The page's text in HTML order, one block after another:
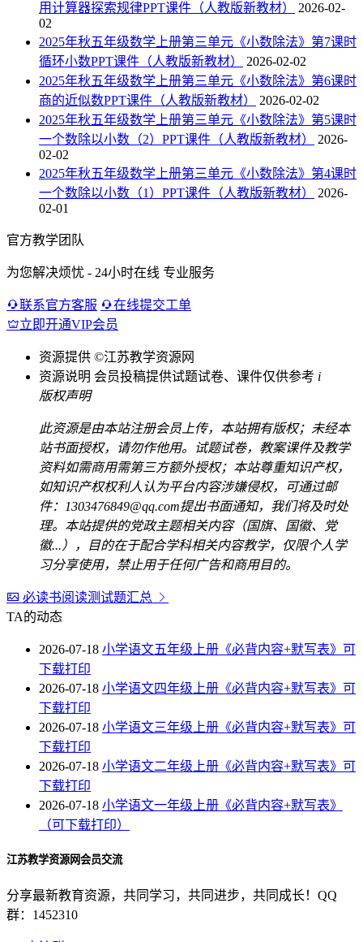
用计算器探索规律PPT课件（人教版新教材）
2026-02-
02
2025年秋五年级数学上册第三单元《小数除法》第7课时
循环小数PPT课件（人教版新教材）
2026-02-02
2025年秋五年级数学上册第三单元《小数除法》第6课时
商的近似数PPT课件（人教版新教材）
2026-02-02
2025年秋五年级数学上册第三单元《小数除法》第5课时
一个数除以小数（2）PPT课件（人教版新教材）
2026-
02-02
2025年秋五年级数学上册第三单元《小数除法》第4课时
一个数除以小数（1）PPT课件（人教版新教材）
2026-
02-01
官方教学团队
为您解决烦忧 - 24小时在线 专业服务
联系官方客服
在线提交工单
立即开通VIP会员
资源提供 ©江苏教学资源网
资源说明 会员投稿提供试题试卷、课件仅供参考 i
版权声明
此资源是由本站注册会员上传，本站拥有版权；未经本
站书面授权，请勿作他用。试题试卷，教案课件及教学
资料如需商用需第三方额外授权；本站尊重知识产权，
如知识产权权利人认为平台内容涉嫌侵权，可通过邮
件：1303476849@qq.com提出书面通知，我们将及时处
理。本站提供的党政主题相关内容（国旗、国徽、党
徽...），目的在于配合学科相关内容教学，仅限个人学
习分享使用，禁止用于任何广告和商用目的。
必读书阅读测试题汇总
TA的动态
2026-07-18 小学语文五年级上册《必背内容+默写表》可
下载打印
2026-07-18 小学语文四年级上册《必背内容+默写表》可
下载打印
2026-07-18 小学语文三年级上册《必背内容+默写表》可
下载打印
2026-07-18 小学语文二年级上册《必背内容+默写表》可
下载打印
2026-07-18 小学语文一年级上册《必背内容+默写表》
（可下载打印）
江苏教学资源网会员交流
分享最新教育资源，共同学习，共同进步，共同成长！QQ
群：1452310